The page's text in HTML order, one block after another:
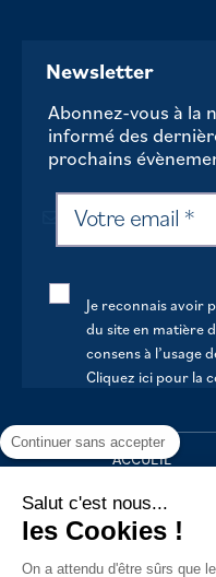
Newsletter
Abonnez-vous à la
informé des
prochains
Je reconnais avoir
du site en matière
consens à l’usage
Cliquez ici pour la
ACCUEIL
VOTRE MAIRIE
VOTRE QUOTIDIEN
Continuer sans accepter
Salut c'est nous...
les Cookies !
On a attendu d'être sûrs que